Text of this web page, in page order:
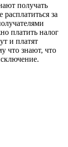
получать
за
платить налог
и платят
что знают, что